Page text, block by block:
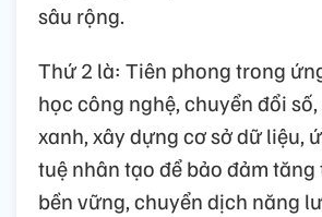
sâu rộng.
Thứ 2 là: Tiên phong trong
học công nghệ, chuyển đổi
xanh, xây dựng cơ sở dữ liệu,
tuệ nhân tạo để bảo đảm
bền vững, chuyển dịch năng